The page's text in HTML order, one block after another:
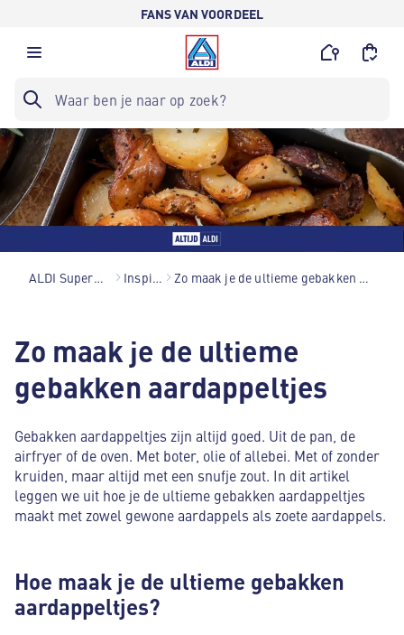
FANS VAN VOORDEEL
ALDI Supermarkten Inspiratie Zo maak je de ultieme gebakken aardappeltjes
Zo maak je de ultieme
gebakken aardappeltjes
Gebakken aardappeltjes zijn altijd goed. Uit de pan, de
airfryer of de oven. Met boter, olie of allebei. Met of zonder
kruiden, maar altijd met een snufje zout. In dit artikel
leggen we uit hoe je de ultieme gebakken aardappeltjes
maakt met zowel gewone aardappels als zoete aardappels.
Hoe maak je de ultieme gebakken
aardappeltjes?